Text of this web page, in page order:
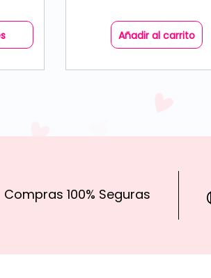
Añadir al carrito
Compras 100% Seguras